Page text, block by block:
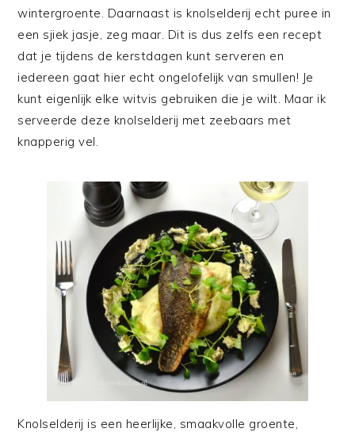
wintergroente. Daarnaast is knolselderij echt puree in
een sjiek jasje, zeg maar. Dit is dus zelfs een recept
dat je tijdens de kerstdagen kunt serveren en
iedereen gaat hier echt ongelofelijk van smullen! Je
kunt eigenlijk elke witvis gebruiken die je wilt. Maar ik
serveerde deze knolselderij met zeebaars met
knapperig vel.
Knolselderij is een heerlijke, smaakvolle groente,